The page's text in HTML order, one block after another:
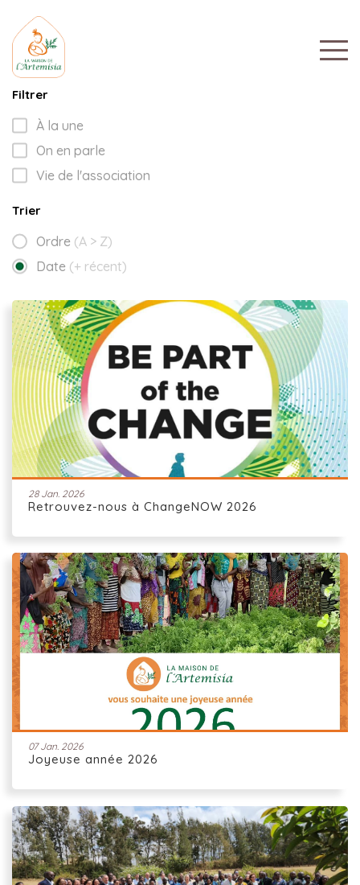
Filtrer
À la une
On en parle
Vie de l'association
Trier
Ordre (A > Z)
Date (+ récent)
28 Jan. 2026
Retrouvez-nous à ChangeNOW 2026
07 Jan. 2026
Joyeuse année 2026